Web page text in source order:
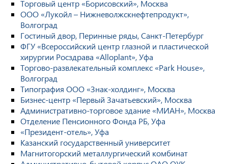
Торговый центр «Борисовский», Москва
ООО «Лукойл – Нижневолжскнефтепродукт»,
Волгоград
Гостиный двор, Перинные ряды, Санкт-Петербург
ФГУ «Всероссийский центр глазной и пластической
хирургии Росздрава «Alloplant», Уфа
Торгово-развлекательный комплекс «Park House»,
Волгоград
Типография ООО «Знак-холдинг», Москва
Бизнес-центр «Первый Зачатьевский», Москва
Административно-торговое здание «МИАН», Москва
Отделение Пенсионного Фонда РБ, Уфа
«Президент-отель», Уфа
Казанский государственный университет
Магнитогорский металлургический комбинат